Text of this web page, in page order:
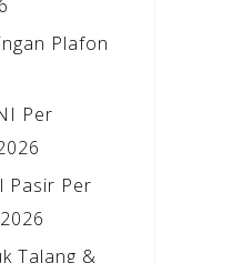
Plafon
Per
Pasir Per
Talang &